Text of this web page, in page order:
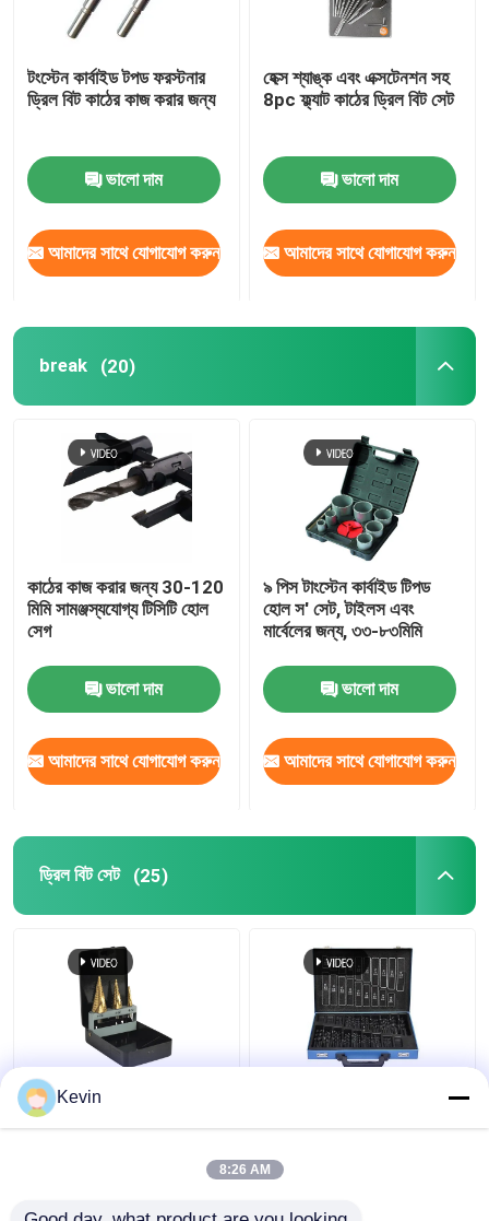
টংস্টেন কার্বাইড টপড ফরস্টনার
ড্রিল বিট কাঠের কাজ করার জন্য
ভালো দাম
আমাদের সাথে যোগাযোগ করুন
হেক্স শ্যাঙ্ক এবং এক্সটেনশন সহ
8pc ফ্ল্যাট কাঠের ড্রিল বিট সেট
ভালো দাম
আমাদের সাথে যোগাযোগ করুন
break (20)
কাঠের কাজ করার জন্য 30-120
মিমি সামঞ্জস্যযোগ্য টিসিটি হোল
সেগ
ভালো দাম
আমাদের সাথে যোগাযোগ করুন
৯ পিস টাংস্টেন কার্বাইড টিপড
হোল স' সেট, টাইলস এবং
মার্বেলের জন্য, ৩৩-৮৩মিমি
ভালো দাম
আমাদের সাথে যোগাযোগ করুন
ড্রিল বিট সেট (25)
3 পিস টাইটানিয়াম কোটিংযুক্ত
স্টেপ ড্রিল বিট সেট, মেটালের
Kevin
8:26 AM